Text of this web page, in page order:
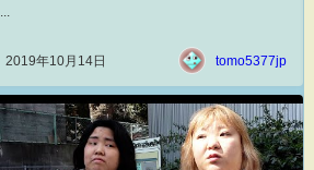
2019年10月14日 tomo5377jp